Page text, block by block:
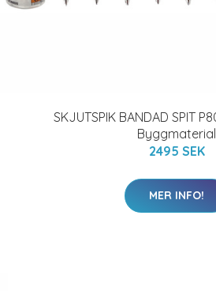
SKJUTSPIK BANDAD SPIT
Byggmaterial
2495 SEK
MER INFO!